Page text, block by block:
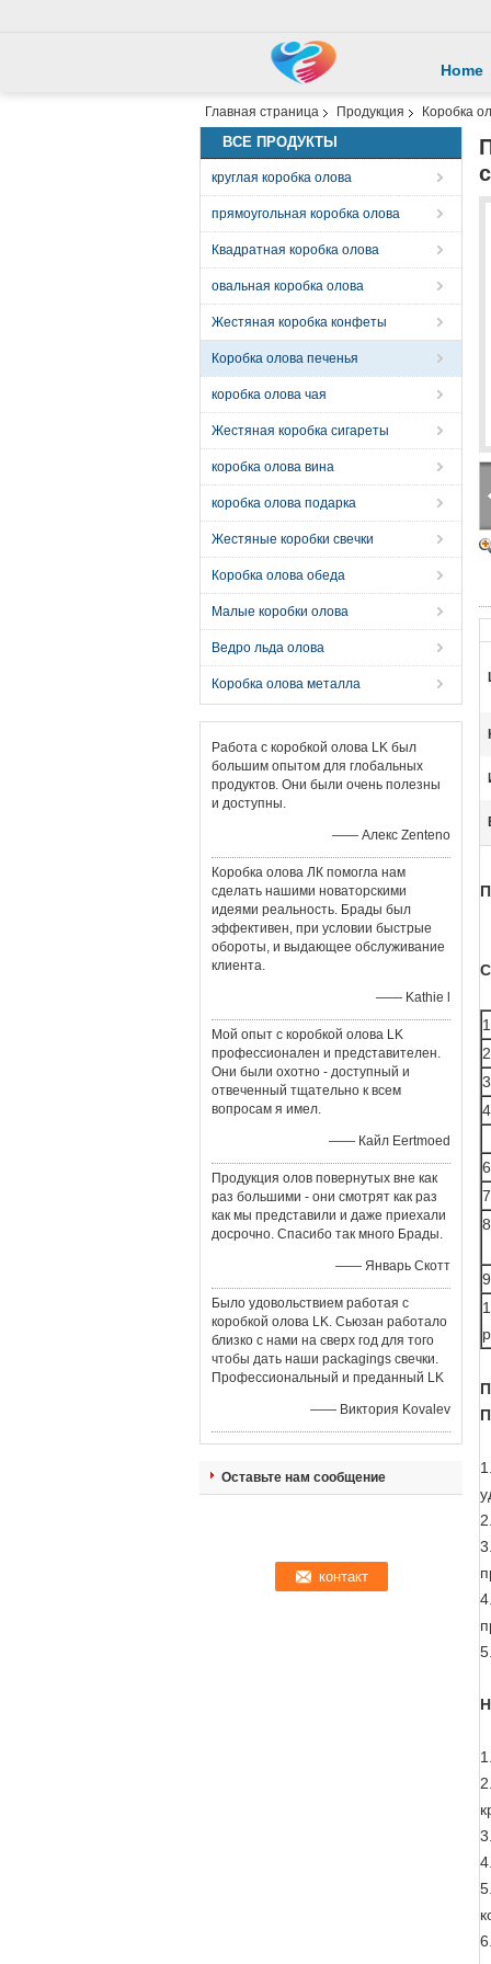
Home
Главная страница Продукция Коробка
ВСЕ ПРОДУКТЫ
круглая коробка олова
прямоугольная коробка олова
Квадратная коробка олова
овальная коробка олова
Жестяная коробка конфеты
Коробка олова печенья
коробка олова чая
Жестяная коробка сигареты
коробка олова вина
коробка олова подарка
Жестяные коробки свечки
Коробка олова обеда
Малые коробки олова
Ведро льда олова
Коробка олова металла
Работа с коробкой олова LK был
большим опытом для глобальных
продуктов. Они были очень полезны
и доступны.
—— Алекс Zenteno
Коробка олова ЛК помогла нам
сделать нашими новаторскими
идеями реальность. Брады был
эффективен, при условии быстрые
обороты, и выдающее обслуживание
клиента.
—— Kathie l
Мой опыт с коробкой олова LK
профессионален и представителен.
Они были охотно - доступный и
отвеченный тщательно к всем
вопросам я имел.
—— Кайл Eertmoed
Продукция олов повернутых вне как
раз большими - они смотрят как раз
как мы представили и даже приехали
досрочно. Спасибо так много Брады.
—— Январь Скотт
Было удовольствием работая с
коробкой олова LK. Сьюзан работало
близко с нами на сверх год для того
чтобы дать наши packagings свечки.
Профессиональный и преданный LK
—— Виктория Kovalev
Оставьте нам сообщение